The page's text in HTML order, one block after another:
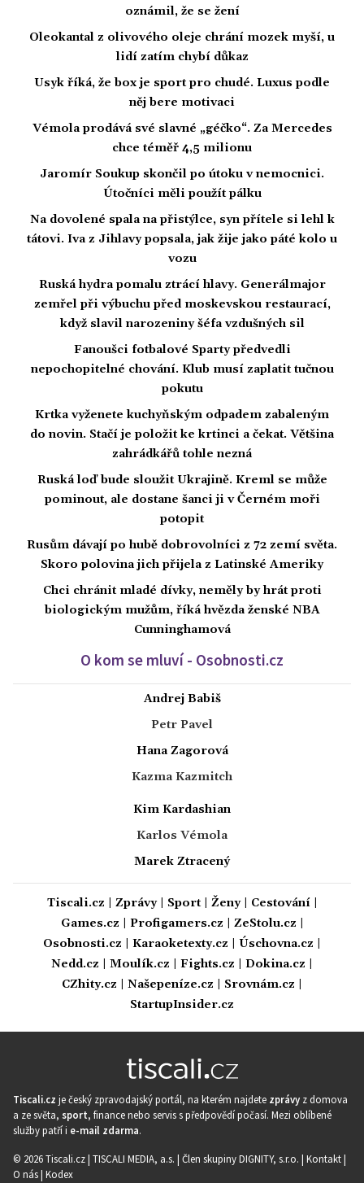
oznámil, že se žení
Oleokantal z olivového oleje chrání mozek myší, u
lidí zatím chybí důkaz
Usyk říká, že box je sport pro chudé. Luxus podle
něj bere motivaci
Vémola prodává své slavné „géčko“. Za Mercedes
chce téměř 4,5 milionu
Jaromír Soukup skončil po útoku v nemocnici.
Útočníci měli použít pálku
Na dovolené spala na přistýlce, syn přítele si lehl k
tátovi. Iva z Jihlavy popsala, jak žije jako páté kolo u
vozu
Ruská hydra pomalu ztrácí hlavy. Generálmajor
zemřel při výbuchu před moskevskou restaurací,
když slavil narozeniny šéfa vzdušných sil
Fanoušci fotbalové Sparty předvedli
nepochopitelné chování. Klub musí zaplatit tučnou
pokutu
Krtka vyženete kuchyňským odpadem zabaleným
do novin. Stačí je položit ke krtinci a čekat. Většina
zahrádkářů tohle nezná
Ruská loď bude sloužit Ukrajině. Kreml se může
pominout, ale dostane šanci ji v Černém moři
potopit
Rusům dávají po hubě dobrovolníci z 72 zemí světa.
Skoro polovina jich přijela z Latinské Ameriky
Chci chránit mladé dívky, neměly by hrát proti
biologickým mužům, říká hvězda ženské NBA
Cunninghamová
O kom se mluví - Osobnosti.cz
Andrej Babiš
Petr Pavel
Hana Zagorová
Kazma Kazmitch
Kim Kardashian
Karlos Vémola
Marek Ztracený
Tiscali.cz Zprávy| Sport| Ženy| Cestování|
Games.cz
Profigamers.cz ZeStolu.cz
Osobnosti.cz
Karaoketexty.cz Úschovna.cz
Nedd.cz
Moulík.cz Fights.cz Dokina.cz
CZhity.cz
Našepeníze.cz Srovnám.cz
StartupInsider.cz
Tiscali.cz je český zpravodajský portál, na kterém najdete zprávy z domova
a ze světa, sport, finance nebo servis s předpovědí počasí. Mezi oblíbené
služby patří i e-mail zdarma.
© 2026 Tiscali.cz | TISCALI MEDIA, a.s. | Člen skupiny DIGNITY, s.r.o. | Kontakt|
O nás| Kodex